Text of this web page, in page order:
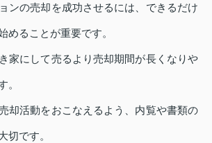
ンの売却を成功させるには、できるだけ
めることが重要です。
家にして売るより売却期間が長くなりや
。
却活動をおこなえるよう、内覧や書類の
切です。